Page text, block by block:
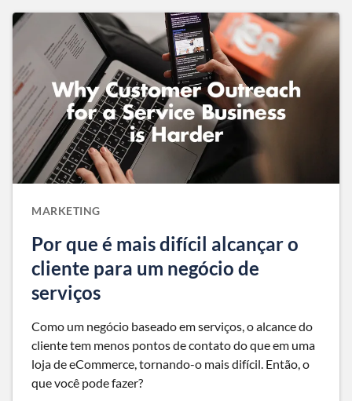
MARKETING
Por que é mais difícil alcançar o
cliente para um negócio de
serviços
Como um negócio baseado em serviços, o alcance do
cliente tem menos pontos de contato do que em uma
loja de eCommerce, tornando-o mais difícil. Então, o
que você pode fazer?